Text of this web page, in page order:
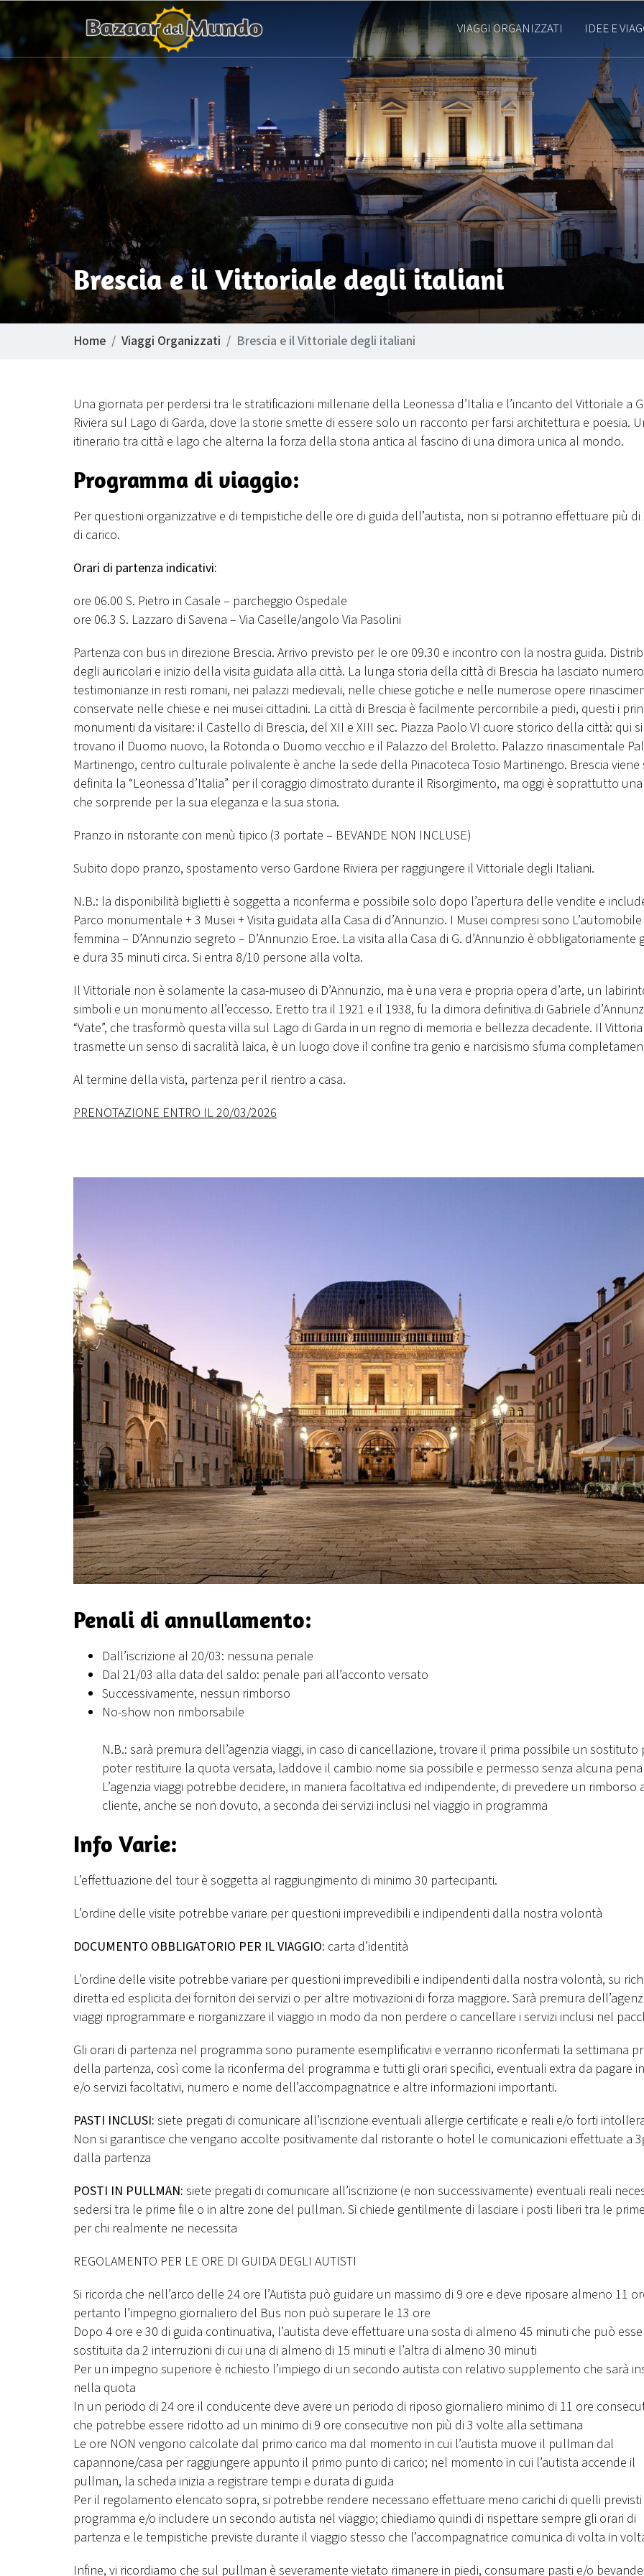
IDEE E
VIAGGI ORGANIZZATI
Brescia e il Vittoriale degli italiani
Home Viaggi Organizzati Brescia e il Vittoriale degli italiani
Una giornata per perdersi tra le stratificazioni millenarie della Leonessa d’Italia e l’incanto del Vittoriale a
Riviera sul Lago di Garda, dove la storie smette di essere solo un racconto per farsi architettura e poesia.
itinerario tra città e lago che alterna la forza della storia antica al fascino di una dimora unica al mondo.
Programma di viaggio:
Per questioni organizzative e di tempistiche delle ore di guida dell’autista, non si potranno effettuare più
di carico.
Orari di partenza indicativi:
ore 06.00 S. Pietro in Casale – parcheggio Ospedale
ore 06.3 S. Lazzaro di Savena – Via Caselle/angolo Via Pasolini
Partenza con bus in direzione Brescia. Arrivo previsto per le ore 09.30 e incontro con la nostra guida.
degli auricolari e inizio della visita guidata alla città. La lunga storia della città di Brescia ha lasciato
testimonianze in resti romani, nei palazzi medievali, nelle chiese gotiche e nelle numerose opere
conservate nelle chiese e nei musei cittadini. La città di Brescia è facilmente percorribile a piedi, questi i
monumenti da visitare: il Castello di Brescia, del XII e XIII sec. Piazza Paolo VI cuore storico della città: qui si
trovano il Duomo nuovo, la Rotonda o Duomo vecchio e il Palazzo del Broletto. Palazzo rinascimentale
Martinengo, centro culturale polivalente è anche la sede della Pinacoteca Tosio Martinengo. Brescia viene
definita la “Leonessa d’Italia” per il coraggio dimostrato durante il Risorgimento, ma oggi è soprattutto
che sorprende per la sua eleganza e la sua storia.
Pranzo in ristorante con menù tipico (3 portate – BEVANDE NON INCLUSE)
Subito dopo pranzo, spostamento verso Gardone Riviera per raggiungere il Vittoriale degli Italiani.
N.B.: la disponibilità biglietti è soggetta a riconferma e possibile solo dopo l’apertura delle vendite e
Parco monumentale + 3 Musei + Visita guidata alla Casa di d’Annunzio. I Musei compresi sono L’automobile
femmina – D’Annunzio segreto – D’Annunzio Eroe. La visita alla Casa di G. d’Annunzio è obbligatoriamente
e dura 35 minuti circa. Si entra 8/10 persone alla volta.
Il Vittoriale non è solamente la casa-museo di D’Annunzio, ma è una vera e propria opera d’arte, un
simboli e un monumento all’eccesso. Eretto tra il 1921 e il 1938, fu la dimora definitiva di Gabriele
“Vate”, che trasformò questa villa sul Lago di Garda in un regno di memoria e bellezza decadente. Il
trasmette un senso di sacralità laica, è un luogo dove il confine tra genio e narcisismo sfuma
Al termine della vista, partenza per il rientro a casa.
PRENOTAZIONE ENTRO IL 20/03/2026
Penali di annullamento:
Dall’iscrizione al 20/03: nessuna penale
Dal 21/03 alla data del saldo: penale pari all’acconto versato
Successivamente, nessun rimborso
No-show non rimborsabile
N.B.: sarà premura dell’agenzia viaggi, in caso di cancellazione, trovare il prima possibile un sostituto
poter restituire la quota versata, laddove il cambio nome sia possibile e permesso senza alcuna
L’agenzia viaggi potrebbe decidere, in maniera facoltativa ed indipendente, di prevedere un rimborso
cliente, anche se non dovuto, a seconda dei servizi inclusi nel viaggio in programma
Info Varie:
L’effettuazione del tour è soggetta al raggiungimento di minimo 30 partecipanti.
L’ordine delle visite potrebbe variare per questioni imprevedibili e indipendenti dalla nostra volontà
DOCUMENTO OBBLIGATORIO PER IL VIAGGIO: carta d’identità
L’ordine delle visite potrebbe variare per questioni imprevedibili e indipendenti dalla nostra volontà, su
diretta ed esplicita dei fornitori dei servizi o per altre motivazioni di forza maggiore. Sarà premura
viaggi riprogrammare e riorganizzare il viaggio in modo da non perdere o cancellare i servizi inclusi nel
Gli orari di partenza nel programma sono puramente esemplificativi e verranno riconfermati la settimana
della partenza, così come la riconferma del programma e tutti gli orari specifici, eventuali extra da pagare
e/o servizi facoltativi, numero e nome dell’accompagnatrice e altre informazioni importanti.
PASTI INCLUSI: siete pregati di comunicare all’iscrizione eventuali allergie certificate e reali e/o forti
Non si garantisce che vengano accolte positivamente dal ristorante o hotel le comunicazioni effettuate a
dalla partenza
POSTI IN PULLMAN: siete pregati di comunicare all’iscrizione (e non successivamente) eventuali reali
sedersi tra le prime file o in altre zone del pullman. Si chiede gentilmente di lasciare i posti liberi tra le
per chi realmente ne necessita
REGOLAMENTO PER LE ORE DI GUIDA DEGLI AUTISTI
Si ricorda che nell’arco delle 24 ore l’Autista può guidare un massimo di 9 ore e deve riposare almeno 11
pertanto l’impegno giornaliero del Bus non può superare le 13 ore
Dopo 4 ore e 30 di guida continuativa, l’autista deve effettuare una sosta di almeno 45 minuti che può
sostituita da 2 interruzioni di cui una di almeno di 15 minuti e l’altra di almeno 30 minuti
Per un impegno superiore è richiesto l’impiego di un secondo autista con relativo supplemento che sarà
nella quota
In un periodo di 24 ore il conducente deve avere un periodo di riposo giornaliero minimo di 11 ore
che potrebbe essere ridotto ad un minimo di 9 ore consecutive non più di 3 volte alla settimana
Le ore NON vengono calcolate dal primo carico ma dal momento in cui l’autista muove il pullman dal
capannone/casa per raggiungere appunto il primo punto di carico; nel momento in cui l’autista accende il
pullman, la scheda inizia a registrare tempi e durata di guida
Per il regolamento elencato sopra, si potrebbe rendere necessario effettuare meno carichi di quelli
programma e/o includere un secondo autista nel viaggio; chiediamo quindi di rispettare sempre gli orari di
partenza e le tempistiche previste durante il viaggio stesso che l’accompagnatrice comunica di volta in
Infine, vi ricordiamo che sul pullman è severamente vietato rimanere in piedi, consumare pasti e/o bevande